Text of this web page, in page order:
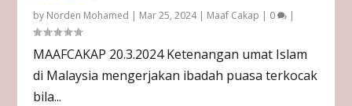
by Norden Mohamed | Mar 25, 2024| Maaf Cakap | 0 |
MAAFCAKAP 20.3.2024 Ketenangan umat Islam
di Malaysia mengerjakan ibadah puasa terkocak
bila...